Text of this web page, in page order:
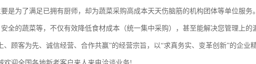
是为了满足已拥有厨师，却为蔬菜采购高成本天天伤脑筋的机构团体等单位服务
全的蔬菜等，不仅有效降低食材成本（统一集中采购），甚至能解决您管理上的
、顾客为先、诚信经营、合作共赢”的经营宗旨，以“求真务实、变革创新”的企业